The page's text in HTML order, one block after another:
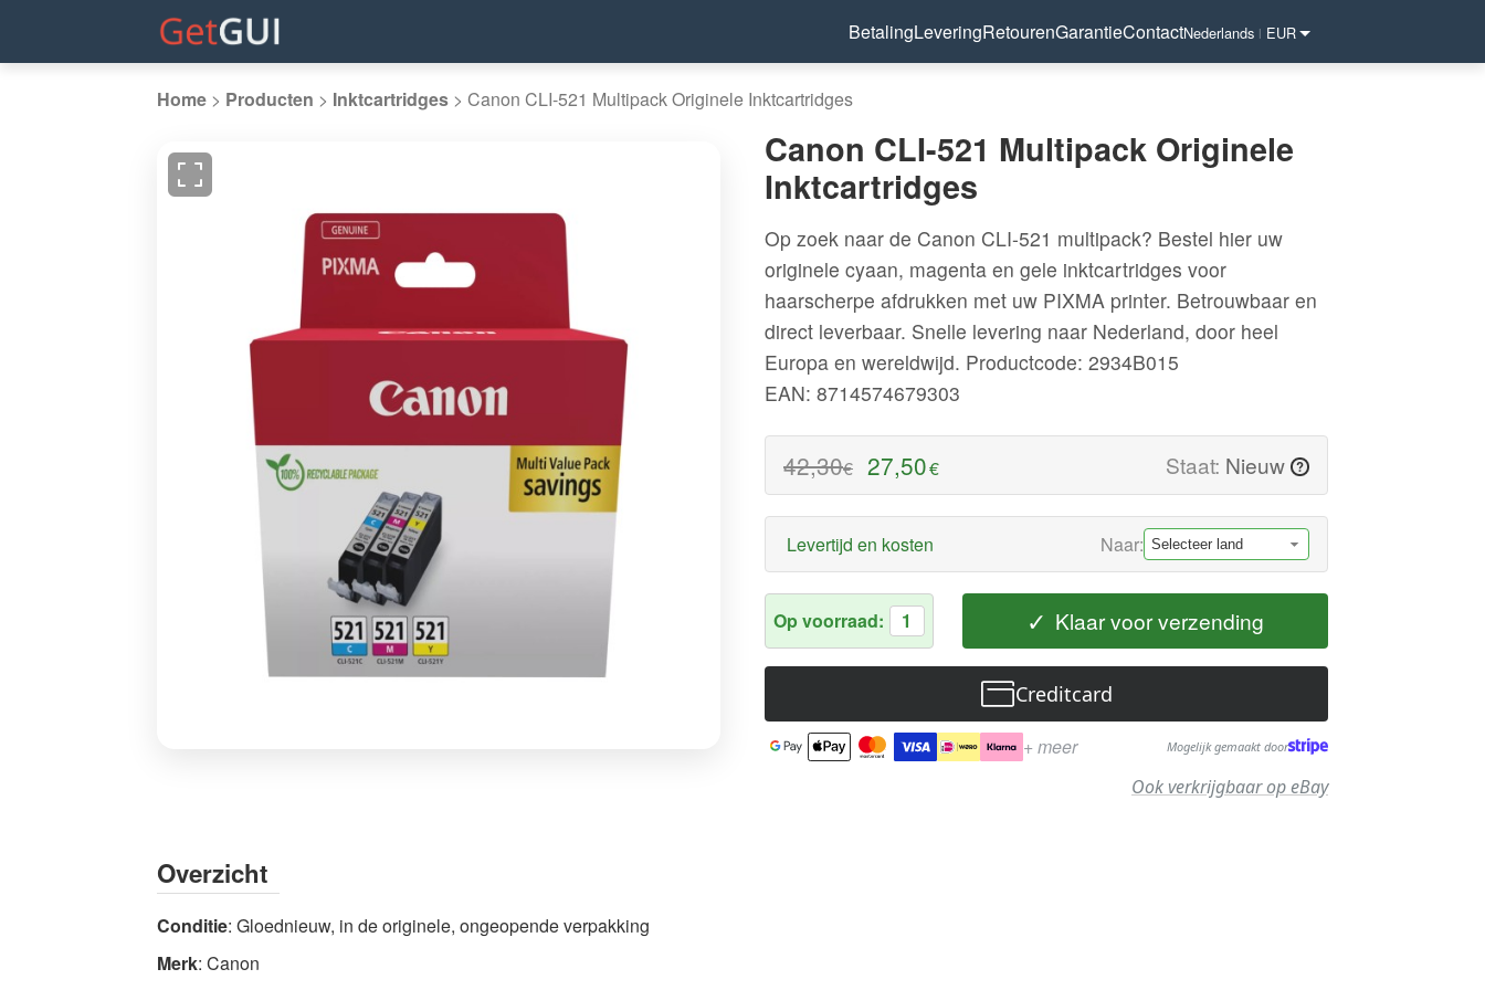
BetalingLeveringRetourenGarantieContactNederlands | EUR
Home > Producten > Inktcartridges > Canon CLI-521 Multipack Originele Inktcartridges
Originele
Inktcartridges
-
Hoogwaardige
Canon CLI-521 Multipack Originele
Inktcartridges
Op zoek naar de Canon CLI-521 multipack? Bestel hier uw
originele cyaan, magenta en gele inktcartridges voor
haarscherpe afdrukken met uw PIXMA printer. Betrouwbaar en
direct leverbaar. Snelle levering naar Nederland, door heel
Europa en wereldwijd. Productcode: 2934B015
EAN: 8714574679303
42,30€ 27,50€ Staat: Nieuw ?
Levertijd en kosten Naar:
Op voorraad: 1 ✓ Klaar voor verzending
Creditcard
+ meer Mogelijk gemaakt door
Ook verkrijgbaar op eBay
Overzicht
Conditie: Gloednieuw, in de originele, ongeopende verpakking
Merk: Canon